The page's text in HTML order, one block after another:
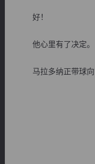
好！
他心里有了决定。
马拉多纳正带球向